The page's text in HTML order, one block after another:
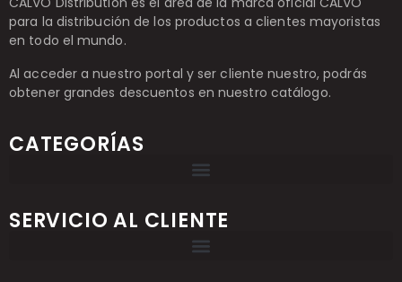
para la distribución de los productos a clientes mayoristas
en todo el mundo.
Al acceder a nuestro portal y ser cliente nuestro, podrás
obtener grandes descuentos en nuestro catálogo.
CATEGORÍAS
SERVICIO AL CLIENTE